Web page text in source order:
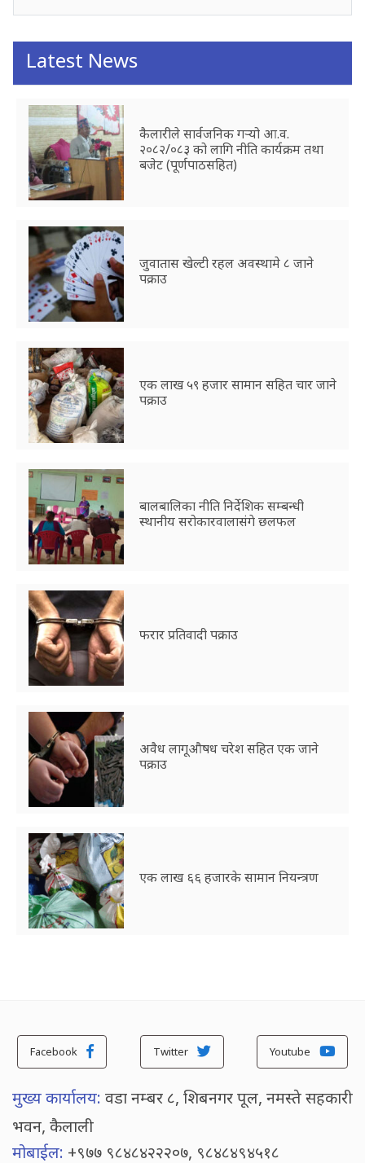
Latest News
कैलारीले सार्वजनिक गर्‍यो आ.व.
२०८२/०८३ को लागि नीति कार्यक्रम तथा
बजेट (पूर्णपाठसहित)
जुवातास खेल्टी रहल अवस्थामे ८ जाने
पक्राउ
एक लाख ५९ हजार सामान सहित चार जाने
पक्राउ
बालबालिका नीति निर्देशिक सम्बन्धी
स्थानीय सरोकारवालासंगे छलफल
फरार प्रतिवादी पक्राउ
अवैध लागूऔषध चरेश सहित एक जाने
पक्राउ
एक लाख ६६ हजारके सामान नियन्त्रण
Facebook Twitter Youtube
मुख्य कार्यालय: वडा नम्बर ८, शिबनगर पूल, नमस्ते सहकारी
भवन, कैलाली
मोबाईल: +९७७ ९८४८४२२२०७, ९८४८४९४५१८